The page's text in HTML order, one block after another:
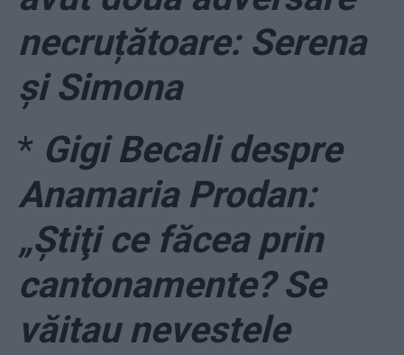
necruțătoare: Serena
și Simona
* Gigi Becali despre
Anamaria Prodan:
„Ştiţi ce făcea prin
cantonamente? Se
văitau nevestele